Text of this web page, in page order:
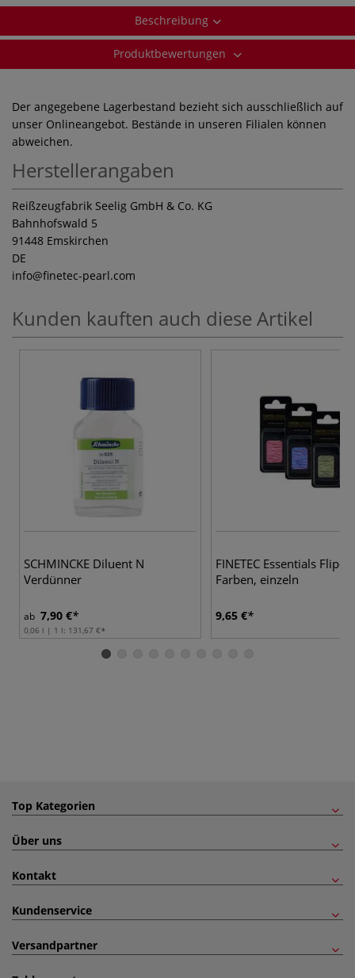
Beschreibung
Produktbewertungen
Der angegebene Lagerbestand bezieht sich ausschließlich auf
unser Onlineangebot. Bestände in unseren Filialen können
abweichen.
Herstellerangaben
Reißzeugfabrik Seelig GmbH & Co. KG
Bahnhofswald 5
91448 Emskirchen
DE
info@finetec-pearl.com
Kunden kauften auch diese Artikel
SCHMINCKE Diluent N
Verdünner
ab 7,90 €
0,06 l | 1 l: 131,67 €
FINETEC Essentials Flip-
Farben, einzeln
9,65 €
Top Kategorien
Über uns
Kontakt
Kundenservice
Versandpartner